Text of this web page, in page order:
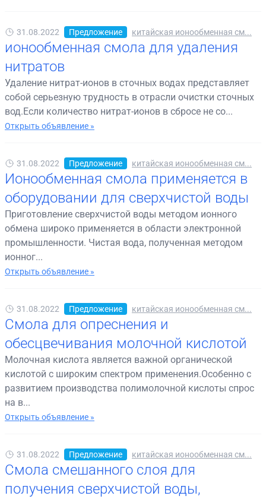
31.08.2022 Предложение китайская ионообменная см...
ионообменная смола для удаления
нитратов
Удаление нитрат-ионов в сточных водах представляет
собой серьезную трудность в отрасли очистки сточных
вод.Если количество нитрат-ионов в сбросе не со...
Открыть объявление »
31.08.2022 Предложение китайская ионообменная см...
Ионообменная смола применяется в
оборудовании для сверхчистой воды
Приготовление сверхчистой воды методом ионного
обмена широко применяется в области электронной
промышленности. Чистая вода, полученная методом
ионног...
Открыть объявление »
31.08.2022 Предложение китайская ионообменная см...
Смола для опреснения и
обесцвечивания молочной кислотой
Молочная кислота является важной органической
кислотой с широким спектром применения.Особенно с
развитием производства полимолочной кислоты спрос
на в...
Открыть объявление »
31.08.2022 Предложение китайская ионообменная см...
Смола смешанного слоя для
получения сверхчистой воды,